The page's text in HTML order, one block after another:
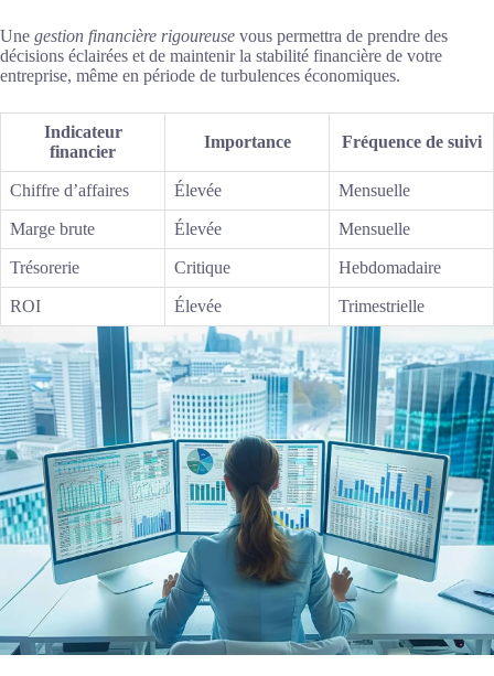
Une gestion financière rigoureuse vous permettra de prendre des
décisions éclairées et de maintenir la stabilité financière de votre
entreprise, même en période de turbulences économiques.
Indicateur
financier
Importance Fréquence de suivi
Chiffre d’affaires Élevée Mensuelle
Marge brute Élevée Mensuelle
Trésorerie Critique Hebdomadaire
ROI Élevée Trimestrielle